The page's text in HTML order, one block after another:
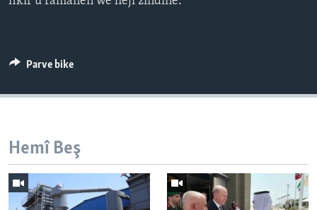
Parve bike
Hemî Beş